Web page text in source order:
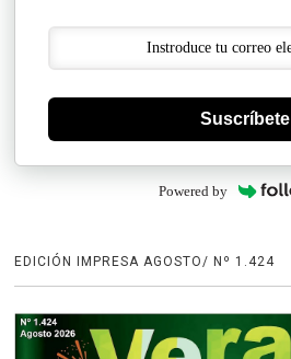
Suscríbete
Powered by
EDICIÓN IMPRESA AGOSTO/ Nº 1.424